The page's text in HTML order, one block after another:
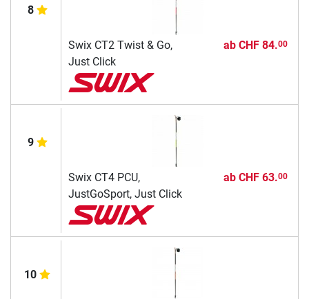
8
Swix CT2 Twist & Go,
Just Click
ab CHF 84.00
9
Swix CT4 PCU,
JustGoSport, Just Click
ab CHF 63.00
10